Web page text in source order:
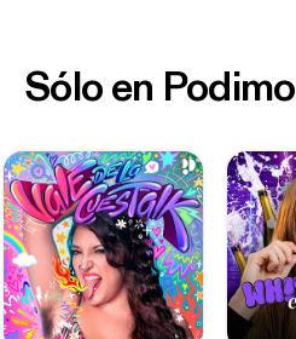
Sólo en Podimo